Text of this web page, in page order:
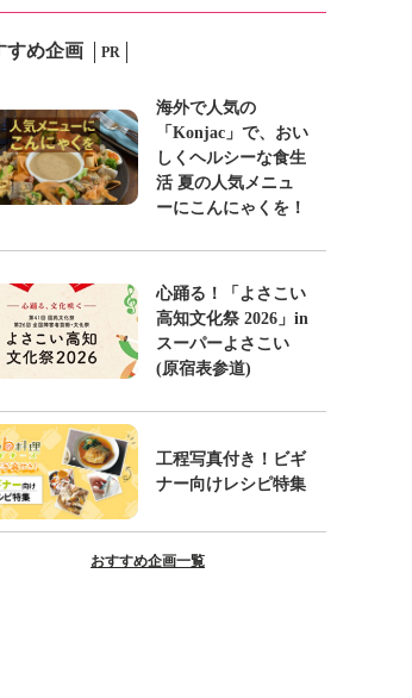
すめ企画 PR
海外で人気の
「Konjac」で、おい
しくヘルシーな食生
活 夏の人気メニュ
ーにこんにゃくを！
心踊る！「よさこい
高知文化祭 2026」in
スーパーよさこい
(原宿表参道)
工程写真付き！ビギ
ナー向けレシピ特集
おすすめ企画一覧